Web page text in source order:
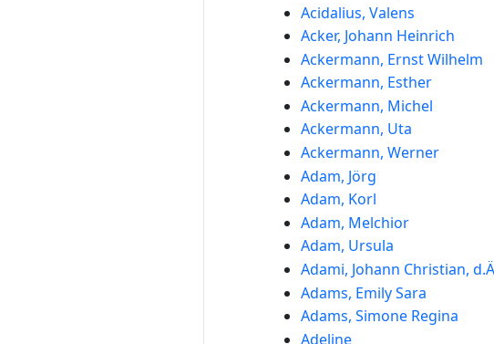
Acidalius, Valens
Acker, Johann Heinrich
Ackermann, Ernst Wilhelm
Ackermann, Esther
Ackermann, Michel
Ackermann, Uta
Ackermann, Werner
Adam, Jörg
Adam, Korl
Adam, Melchior
Adam, Ursula
Adami, Johann Christian,
Adams, Emily Sara
Adams, Simone Regina
Adeline